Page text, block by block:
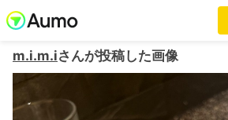
m.i.m.iさんが投稿した画像